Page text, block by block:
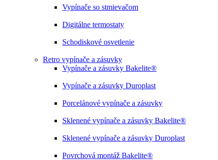
Vypínače so stmievačom
Digitálne termostaty
Schodiskové osvetlenie
Retro vypínače a zásuvky
Vypínače a zásuvky Bakelite®
Vypínače a zásuvky Duroplast
Porcelánové vypínače a zásuvky
Sklenené vypínače a zásuvky Bakelite®
Sklenené vypínače a zásuvky Duroplast
Povrchová montáž Bakelite®